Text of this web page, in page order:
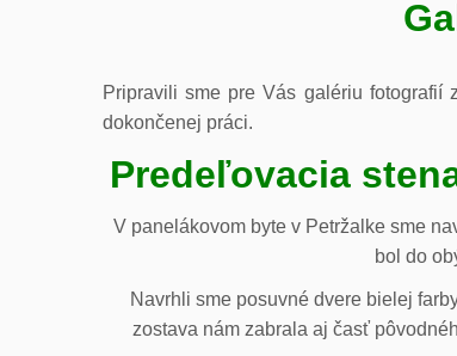
Pripravili sme pre Vás galériu
dokončenej práci.
Predeľovacia
V panelákovom byte v Petržalke sme
bol do
Navrhli sme posuvné dvere bielej
zostava nám zabrala aj časť